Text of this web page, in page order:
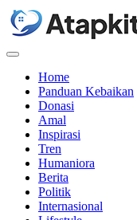
Menu
Home
Panduan Kebaikan
Donasi
Amal
Inspirasi
Tren
Humaniora
Berita
Politik
Internasional